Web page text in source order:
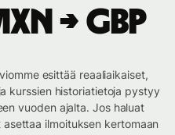
→ GBP
esittää reaaliaikaiset,
kurssien historiatietoja pystyy
vuoden ajalta. Jos haluat
ilmoituksen kertomaan